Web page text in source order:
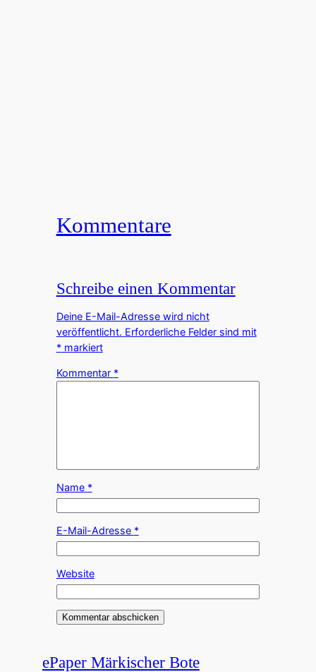
Kommentare
Schreibe einen Kommentar
Deine E-Mail-Adresse wird nicht
veröffentlicht. Erforderliche Felder sind mit
*markiert
Kommentar *
Name *
E-Mail-Adresse *
Website
ePaper Märkischer Bote